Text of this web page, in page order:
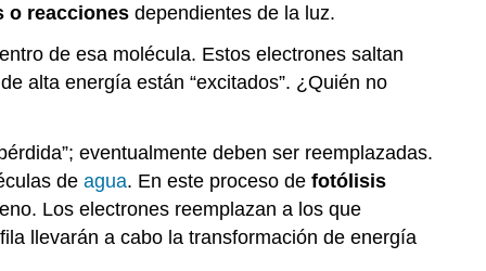
de
luz
a
energía
Lectura
adicional
Resumen
Revisar
o reacciones dependientes de la luz.
de esa molécula. Estos electrones saltan
alta energía están “excitados”. ¿Quién no
eventualmente deben ser reemplazadas.
de agua. En este proceso de fotólisis
Los electrones reemplazan a los que
llevarán a cabo la transformación de energía